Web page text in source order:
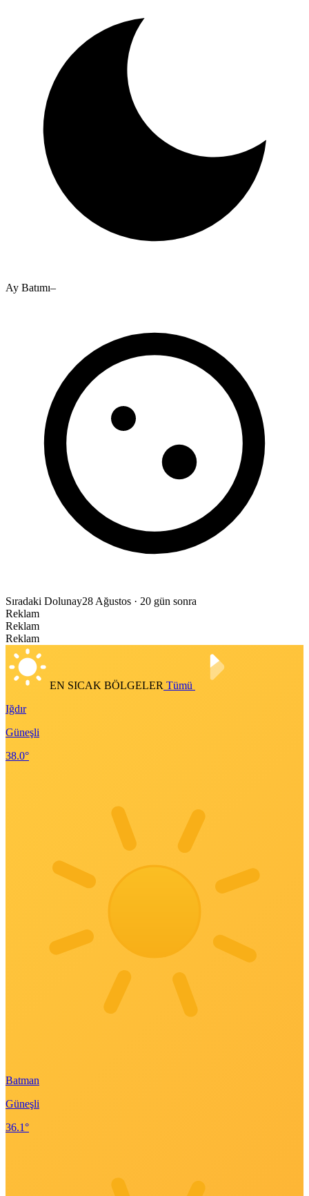
Ay Batımı–
Sıradaki Dolunay28 Ağustos · 20 gün sonra
Reklam
Reklam
Reklam
EN SICAK BÖLGELER Tümü
Iğdır
Güneşli
38.0°
Batman
Güneşli
36.1°